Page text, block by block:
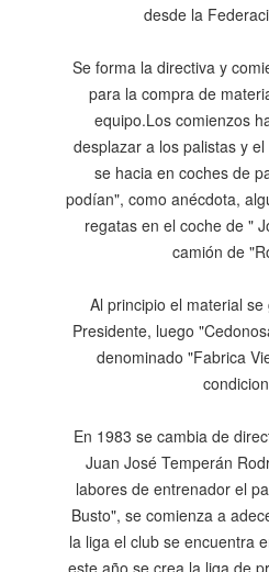
desde la
Se forma la directiva y
para la compra de
equipo.Los comienzos
desplazar a los palistas y
se hacia en coches de
podían", como anécdota,
regatas en el coche de "
camión de
Al principio el material
Presidente, luego
denominado "Fabrica
En 1983 se cambia de
Juan José Temperán
labores de entrenador el
Busto", se comienza a
la liga el club se encuentra
este año se crea la liga de